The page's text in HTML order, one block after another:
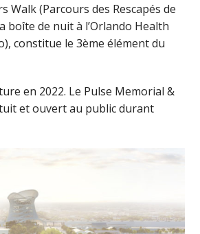
Walk (Parcours des Rescapés de
boîte de nuit à l’Orlando Health
constitue le 3ème élément du
en 2022. Le Pulse Memorial &
et ouvert au public durant